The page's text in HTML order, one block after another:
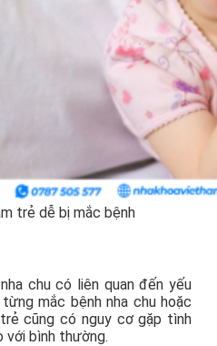
trẻ dễ bị mắc bệnh
chu có liên quan đến yếu
mắc bệnh nha chu hoặc
cũng có nguy cơ gặp tình
bình thường.